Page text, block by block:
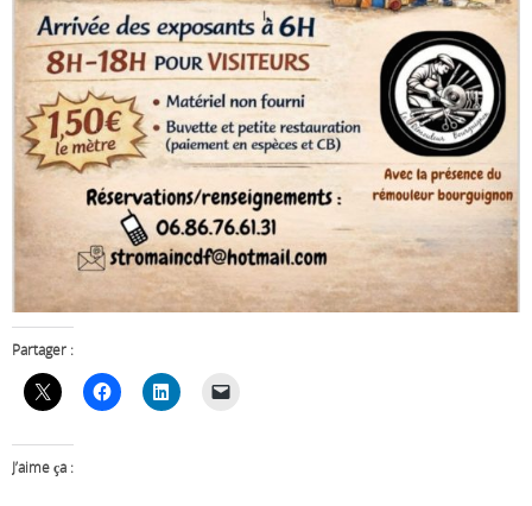
Partager :
J’aime ça :